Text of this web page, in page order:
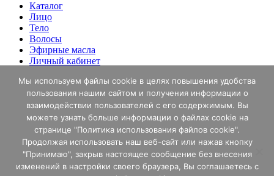
Каталог
Лицо
Тело
Волосы
Эфирные масла
Личный кабинет
Aromaderm Лицо
Aromaderm Тело
Бонусная программа
Оплата
Доставка
График работы
Блог
Избранное
0 ₽
Мы используем файлы cookie в целях повышения удобства
пользования нашим сайтом и получения информации о
взаимодействии пользователей с его содержимым. Вы
можете узнать больше информации о файлах cookie на
странице "Политика использования файлов cookie".
Продолжая использовать наш веб-сайт или нажав кнопку
"Принимаю", закрыв настоящее сообщение без внесения
изменений в настройки своего браузера, Вы соглашаетесь с